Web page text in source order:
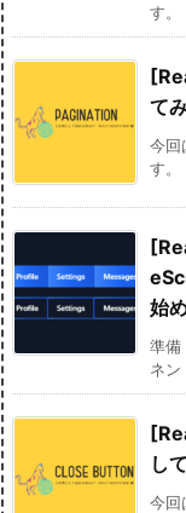
す。
て
今回
す。
始
準備
ネン
し
今回